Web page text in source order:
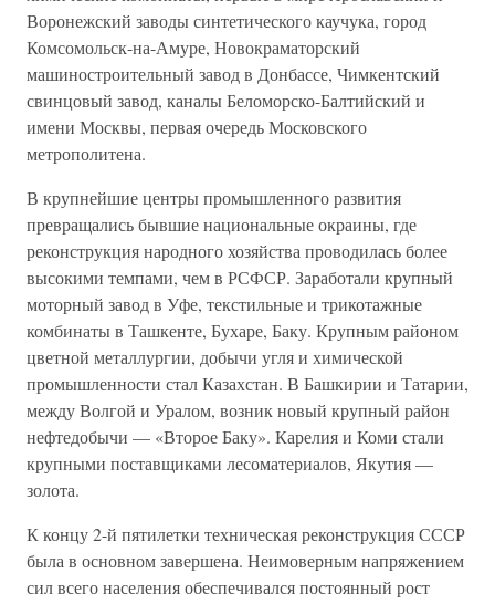
Воронежский заводы синтетического каучука, город
Комсомольск-на-Амуре, Новокраматорский
машиностроительный завод в Донбассе, Чимкентский
свинцовый завод, каналы Беломорско-Балтийский и
имени Москвы, первая очередь Московского
метрополитена.
В крупнейшие центры промышленного развития
превращались бывшие национальные окраины, где
реконструкция народного хозяйства проводилась более
высокими темпами, чем в РСФСР. Заработали крупный
моторный завод в Уфе, текстильные и трикотажные
комбинаты в Ташкенте, Бухаре, Баку. Крупным районом
цветной металлургии, добычи угля и химической
промышленности стал Казахстан. В Башкирии и Татарии,
между Волгой и Уралом, возник новый крупный район
нефтедобычи — «Второе Баку». Карелия и Коми стали
крупными поставщиками лесоматериалов, Якутия —
золота.
К концу 2-й пятилетки техническая реконструкция СССР
была в основном завершена. Неимоверным напряжением
сил всего населения обеспечивался постоянный рост